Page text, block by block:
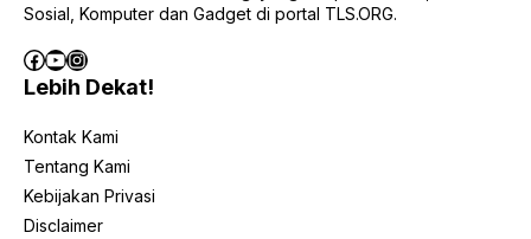
Sosial, Komputer dan Gadget di portal TLS.ORG.
Facebook
YouTube
Instagram
Lebih Dekat!
Kontak Kami
Tentang Kami
Kebijakan Privasi
Disclaimer